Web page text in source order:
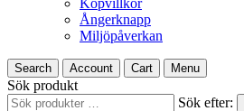
Köpvillkor
Ångerknapp
Miljöpåverkan
Search Account Cart Menu
Sök produkt
Sök efter: